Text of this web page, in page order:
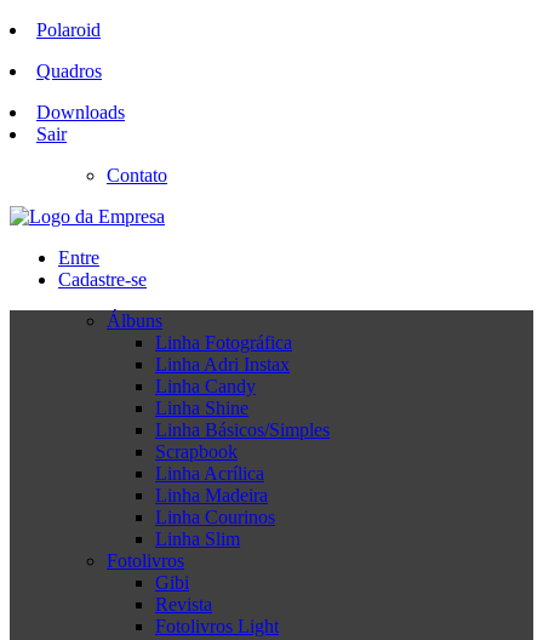
Polaroid
Quadros
Downloads
Sair
Contato
Entre
Cadastre-se
Álbuns
Linha Fotográfica
Linha Adri Instax
Linha Candy
Linha Shine
Linha Básicos/Simples
Scrapbook
Linha Acrílica
Linha Madeira
Linha Courinos
Linha Slim
Fotolivros
Gibi
Revista
Fotolivros Light